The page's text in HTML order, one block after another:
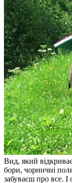
Вид, який
бори, чорничні
забуваєш про все. І